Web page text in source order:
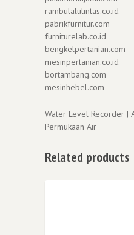
rambulalulintas.co.id
pabrikfurnitur.com
furniturelab.co.id
bengkelpertanian.com
mesinpertanian.co.id
bortambang.com
mesinhebel.com
Water Level Recorder |
Permukaan Air
Related products